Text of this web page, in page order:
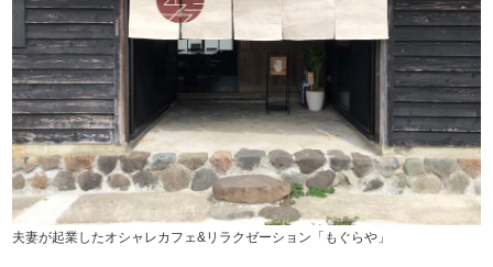
夫妻が起業したオシャレカフェ&リラクゼーション「もぐらや」